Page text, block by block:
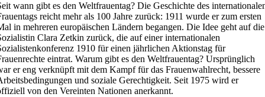
wann gibt es den Weltfrauentag? Die Geschichte des
reicht mehr als 100 Jahre zurück: 1911 wurde er zum ersten
in mehreren europäischen Ländern begangen. Die Idee geht auf die
Clara Zetkin zurück, die auf einer internationalen
1910 für einen jährlichen Aktionstag für
eintrat. Warum gibt es den Weltfrauentag? Ursprünglich
er eng verknüpft mit dem Kampf für das Frauenwahlrecht, bessere
und soziale Gerechtigkeit. Seit 1975 wird er
von den Vereinten Nationen anerkannt.